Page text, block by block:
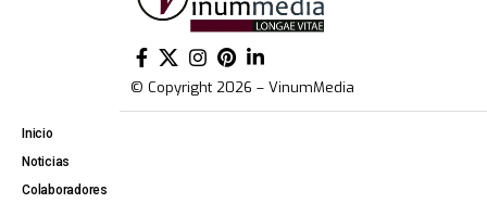
© Copyright 2026 – VinumMedia
Inicio
Noticias
Colaboradores